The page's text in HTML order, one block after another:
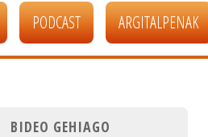
PODCAST ARGITALPENAK
BIDEO GEHIAGO